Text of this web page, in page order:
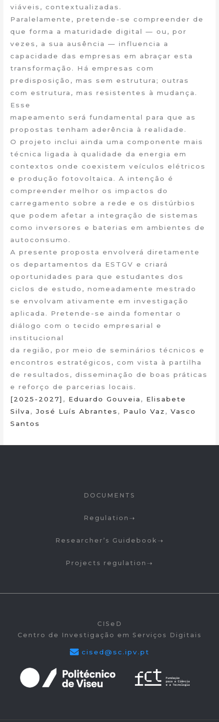
viáveis, contextualizadas.
Paralelamente, pretende-se compreender de
que forma a maturidade digital — ou, por
vezes, a sua ausência — influencia a
capacidade das empresas em abraçar esta
transformação. Há empresas com
predisposição, mas sem estrutura; outras
com estrutura, mas resistentes à mudança.
Esse
mapeamento será fundamental para que as
propostas tenham aderência à realidade.
O projeto inclui ainda uma componente mais
técnica ligada à qualidade da energia em
contextos onde coexistem veículos elétricos
e produção fotovoltaica. A intenção é
compreender melhor os impactos do
carregamento sobre a rede e os distúrbios
que podem afetar a integração de sistemas
como inversores e baterias em ambientes de
autoconsumo.
A presente proposta envolverá diretamente
os departamentos da ESTGV e criará
oportunidades para que estudantes dos
ciclos de estudo, nomeadamente mestrado
se envolvam ativamente em investigação
aplicada. Pretende-se ainda fomentar o
diálogo com o tecido empresarial e
institucional
da região, por meio de seminários técnicos e
encontros estratégicos, com vista à partilha
de resultados, disseminação de boas práticas
e reforço de parcerias locais.
[2025-2027] , Eduardo Gouveia , Elisabete
Silva ,José Luís Abrantes , Paulo Vaz ,Vasco
Santos
DOCUMENTS
Regulation
Researcher’s Guidebook
Projects regulation
CISeD
Centro de Investigação em Serviços Digitais
cised@sc.ipv.pt